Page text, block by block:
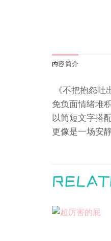
内容简介
《不把抱怨
免负面情绪堆
以简短文字搭
更像是一场安